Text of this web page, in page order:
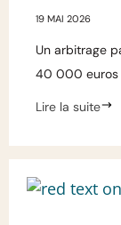
19 MAI 2026
Un arbitrage
40 000 euros
Lire la suite